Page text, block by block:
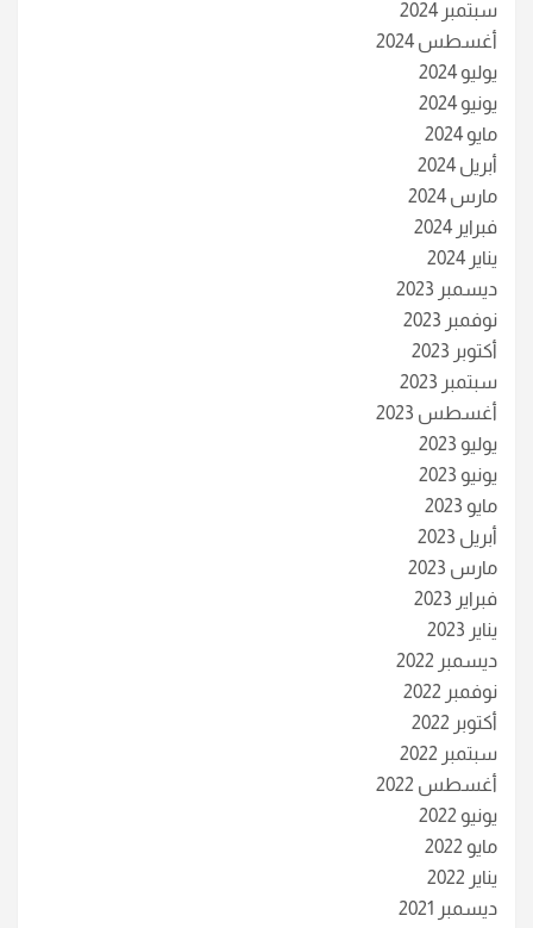
سبتمبر 2024
أغسطس 2024
يوليو 2024
يونيو 2024
مايو 2024
أبريل 2024
مارس 2024
فبراير 2024
يناير 2024
ديسمبر 2023
نوفمبر 2023
أكتوبر 2023
سبتمبر 2023
أغسطس 2023
يوليو 2023
يونيو 2023
مايو 2023
أبريل 2023
مارس 2023
فبراير 2023
يناير 2023
ديسمبر 2022
نوفمبر 2022
أكتوبر 2022
سبتمبر 2022
أغسطس 2022
يونيو 2022
مايو 2022
يناير 2022
ديسمبر 2021